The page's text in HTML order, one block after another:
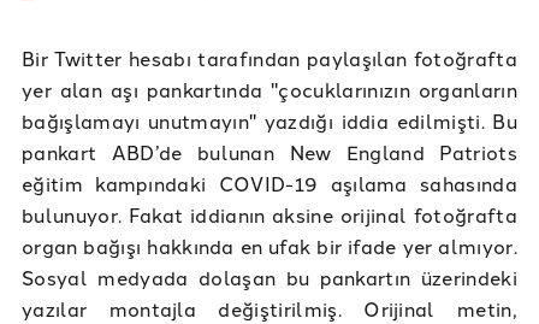
Bir Twitter hesabı tarafından paylaşılan fotoğrafta
yer alan aşı pankartında "çocuklarınızın organların
bağışlamayı unutmayın" yazdığı iddia edilmişti. Bu
pankart ABD’de bulunan New England Patriots
eğitim kampındaki COVID-19 aşılama sahasında
bulunuyor. Fakat iddianın aksine orijinal fotoğrafta
organ bağışı hakkında en ufak bir ifade yer almıyor.
Sosyal medyada dolaşan bu pankartın üzerindeki
yazılar montajla değiştirilmiş. Orijinal metin,